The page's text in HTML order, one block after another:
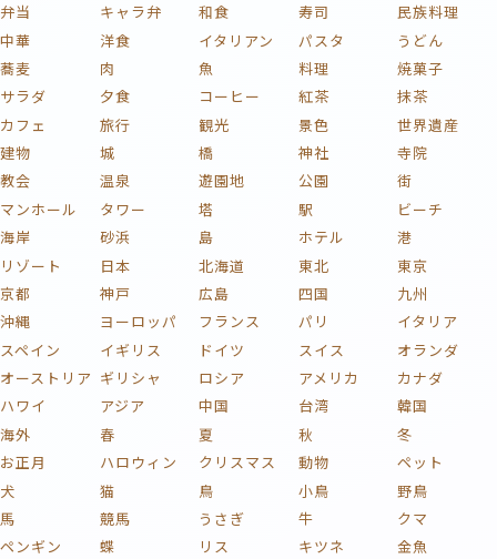
弁当
キャラ弁 和食 寿司
民族料理
中華
洋食 イタリアン パスタ
うどん
蕎麦
肉 魚 料理
焼菓子
サラダ
夕食 コーヒー 紅茶
抹茶
カフェ
旅行 観光 景色
世界遺産
建物
城 橋 神社
寺院
教会
温泉 遊園地 公園
街
マンホール
タワー 塔 駅
ビーチ
海岸
砂浜 島 ホテル
港
リゾート
日本 北海道 東北
東京
京都
神戸 広島 四国
九州
沖縄
ヨーロッパ フランス パリ
イタリア
スペイン
イギリス ドイツ スイス
オランダ
オーストリア ギリシャ ロシア アメリカ
カナダ
ハワイ
アジア 中国 台湾
韓国
海外
春 夏 秋
冬
お正月
ハロウィン クリスマス 動物
ペット
犬
猫 鳥 小鳥
野鳥
馬
競馬 うさぎ 牛
クマ
ペンギン
蝶 リス キツネ
金魚